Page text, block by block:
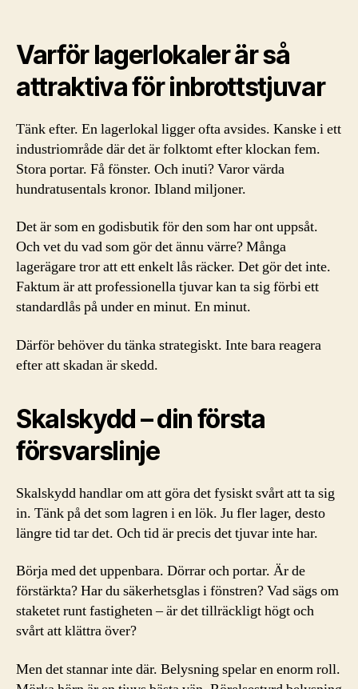
Varför lagerlokaler är så
attraktiva för inbrottstjuvar
Tänk efter. En lagerlokal ligger ofta avsides. Kanske i ett
industriområde där det är folktomt efter klockan fem.
Stora portar. Få fönster. Och inuti? Varor värda
hundratusentals kronor. Ibland miljoner.
Det är som en godisbutik för den som har ont uppsåt.
Och vet du vad som gör det ännu värre? Många
lagerägare tror att ett enkelt lås räcker. Det gör det inte.
Faktum är att professionella tjuvar kan ta sig förbi ett
standardlås på under en minut. En minut.
Därför behöver du tänka strategiskt. Inte bara reagera
efter att skadan är skedd.
Skalskydd – din första
försvarslinje
Skalskydd handlar om att göra det fysiskt svårt att ta sig
in. Tänk på det som lagren i en lök. Ju fler lager, desto
längre tid tar det. Och tid är precis det tjuvar inte har.
Börja med det uppenbara. Dörrar och portar. Är de
förstärkta? Har du säkerhetsglas i fönstren? Vad sägs om
staketet runt fastigheten – är det tillräckligt högt och
svårt att klättra över?
Men det stannar inte där. Belysning spelar en enorm roll.